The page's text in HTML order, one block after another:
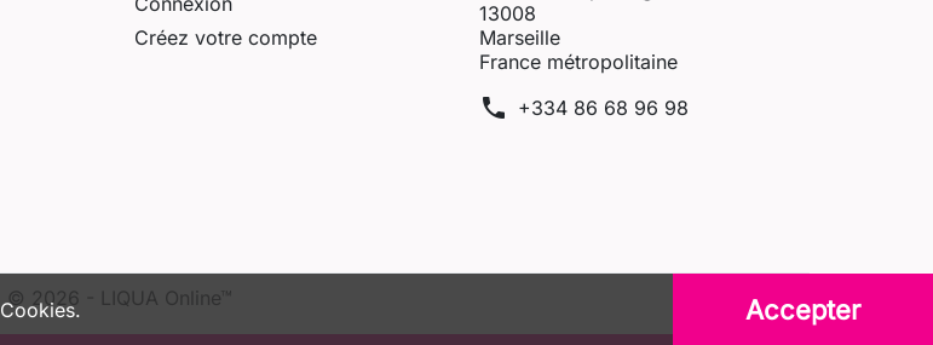
Accepter
Créez votre compte
13008
Marseille
France métropolitaine
phone +334 86 68 96 98
© 2026 - LIQUA Online™